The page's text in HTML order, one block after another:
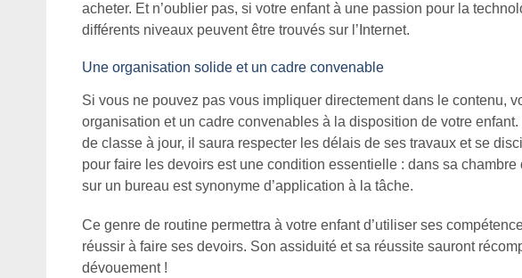
acheter. Et n’oublier pas, si votre enfant à une passion pour la
différents niveaux peuvent être trouvés sur l’Internet.
Une organisation solide et un cadre convenable
Si vous ne pouvez pas vous impliquer directement dans le contenu,
organisation et un cadre convenables à la disposition de votre
de classe à jour, il saura respecter les délais de ses travaux et se
pour faire les devoirs est une condition essentielle : dans sa
sur un bureau est synonyme d’application à la tâche.
Ce genre de routine permettra à votre enfant d’utiliser ses
réussir à faire ses devoirs. Son assiduité et sa réussite sauront
dévouement !